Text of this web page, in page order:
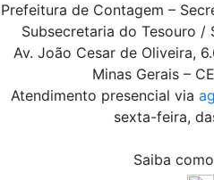
Prefeitura de Contagem –
Subsecretaria do Tesouro /
Av. João Cesar de Oliveira,
Minas Gerais –
Atendimento presencial via
sexta-feira,
Saiba